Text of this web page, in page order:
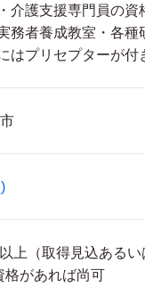
介護支援専門員の資
務者養成教室・各種
はプリセプターが付
上（取得見込あるい
格があれば尚可